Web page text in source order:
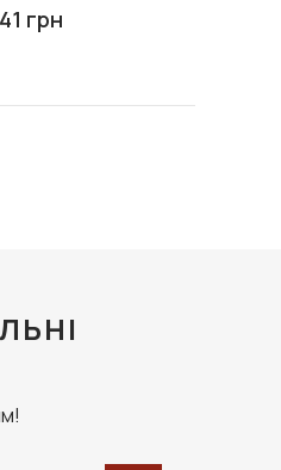
грн